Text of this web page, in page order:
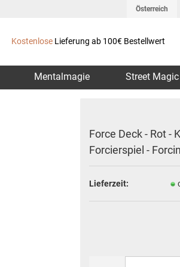
Österreich
Lieferland
Kostenlose Lieferung ab 100€ Bestellwert
Mentalmagie Street Magic
Force Deck - Rot -
Forcierspiel -
Lieferzeit: